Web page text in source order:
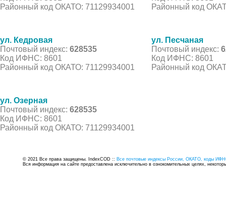
Районный код ОКАТО: 71129934001
Районный код
ул. Кедровая
Почтовый индекс: 628535
Код ИФНС: 8601
Районный код ОКАТО: 71129934001
ул. Песчаная
Почтовый индекс:
Код ИФНС: 8601
Районный код
ул. Озерная
Почтовый индекс: 628535
Код ИФНС: 8601
Районный код ОКАТО: 71129934001
© 2021 Все права защищены. IndexCOD :: Все почтовые индексы России, ОКАТО, коды
Вся информация на сайте предоставлена исключительно в ознокомительных целях,